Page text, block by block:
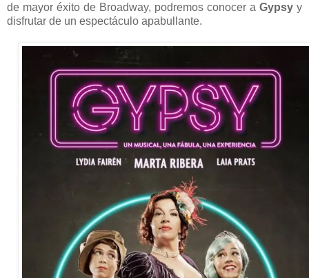
de mayor éxito de Broadway, podremos conocer a Gypsy y
disfrutar de un espectáculo apabullante.